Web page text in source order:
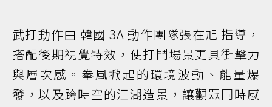
武打動作由 韓國 3A 動作團隊張在旭 指導，
搭配後期視覺特效，使打鬥場景更具衝擊力
與層次感。拳風掀起的環境波動、能量爆
發，以及跨時空的江湖造景，讓觀眾同時感